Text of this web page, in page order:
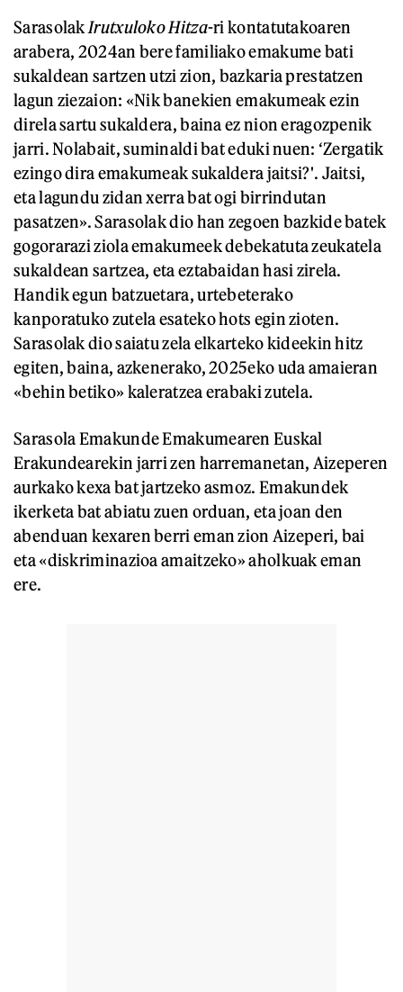
Sarasolak Irutxuloko Hitza-ri kontatutakoaren
arabera, 2024an bere familiako emakume bati
sukaldean sartzen utzi zion, bazkaria prestatzen
lagun ziezaion: «Nik banekien emakumeak ezin
direla sartu sukaldera, baina ez nion eragozpenik
jarri. Nolabait, suminaldi bat eduki nuen: ‘Zergatik
ezingo dira emakumeak sukaldera jaitsi?'. Jaitsi,
eta lagundu zidan xerra bat ogi birrindutan
pasatzen». Sarasolak dio han zegoen bazkide batek
gogorarazi ziola emakumeek debekatuta zeukatela
sukaldean sartzea, eta eztabaidan hasi zirela.
Handik egun batzuetara, urtebeterako
kanporatuko zutela esateko hots egin zioten.
Sarasolak dio saiatu zela elkarteko kideekin hitz
egiten, baina, azkenerako, 2025eko uda amaieran
«behin betiko» kaleratzea erabaki zutela.
Sarasola Emakunde Emakumearen Euskal
Erakundearekin jarri zen harremanetan, Aizeperen
aurkako kexa bat jartzeko asmoz. Emakundek
ikerketa bat abiatu zuen orduan, eta joan den
abenduan kexaren berri eman zion Aizeperi, bai
eta «diskriminazioa amaitzeko» aholkuak eman
ere.